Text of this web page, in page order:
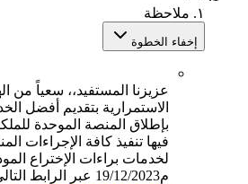
١. ملاحظة
إخفاء الخطوة
عزيزنا المستفيد،، سعياً من
الاستمرارية بتقديم أفضل
بإطلاق المنصة الموحدة
فيها تنفيذ كافة الإجراءات
لخدمات براءات الإختراع
م19/12/2023 عبر الرابط التالي